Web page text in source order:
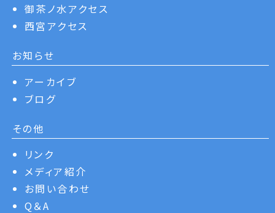
御茶ノ水アクセス
西宮アクセス
お知らせ
アーカイブ
ブログ
その他
リンク
メディア紹介
お問い合わせ
Q＆A